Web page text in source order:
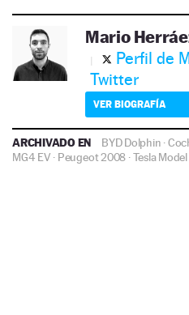
Mario
Perfil de
Twitter
VER BIOGRAFÍA
ARCHIVADO EN BYD Dolphin ·
MG4 EV · Peugeot 2008 ·Tesla